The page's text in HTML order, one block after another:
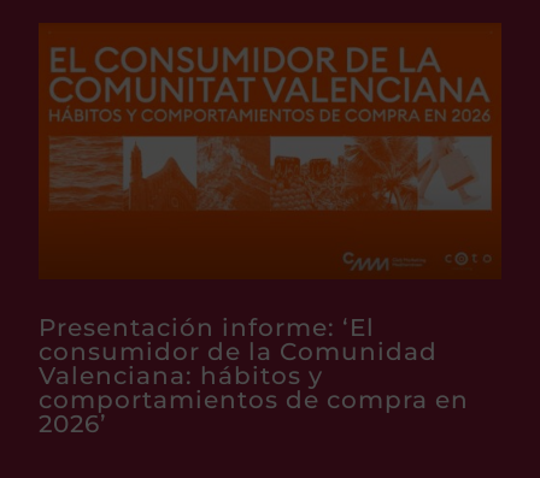
Presentación informe: ‘El
consumidor de la Comunidad
Valenciana: hábitos y
comportamientos de compra en
2026’